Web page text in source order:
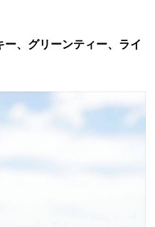
ー、グリーンティー、ライ